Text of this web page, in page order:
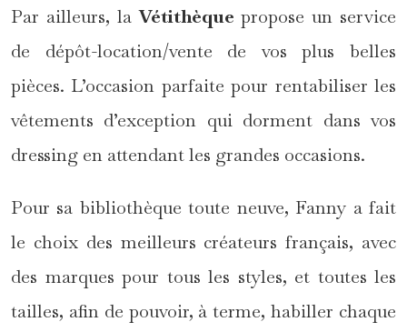
Par ailleurs, laVétithèque propose un service
de dépôt-location/vente de vos plus belles
pièces. L’occasion parfaite pour rentabiliser les
vêtements d’exception qui dorment dans vos
dressing en attendant les grandes occasions.
Pour sa bibliothèque toute neuve, Fanny a fait
le choix des meilleurs créateurs français, avec
des marques pour tous les styles, et toutes les
tailles, afin de pouvoir, à terme, habiller chaque